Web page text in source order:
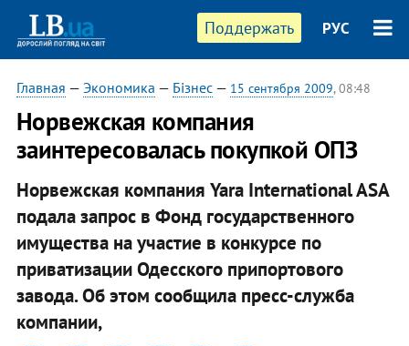
Поддержать РУС
Главная — Экономика — Бізнес— 15 сентября 2009, 08:48
Норвежская компания
заинтересовалась покупкой ОПЗ
Норвежская компания Yara International ASA
подала запрос в Фонд государственного
имущества на участие в конкурсе по
приватизации Одесского припортового
завода. Об этом сообщила пресс-служба
компании,